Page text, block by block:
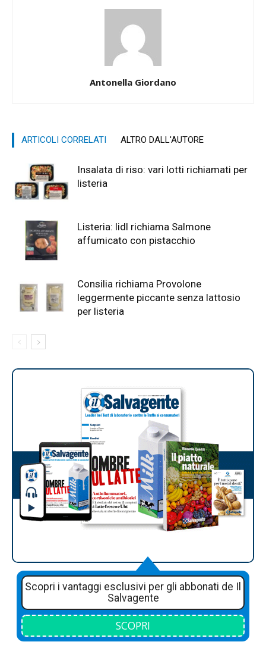
Antonella Giordano
ARTICOLI CORRELATI ALTRO DALL'AUTORE
Insalata di riso: vari lotti richiamati per
listeria
Listeria: lidl richiama Salmone
affumicato con pistacchio
Consilia richiama Provolone
leggermente piccante senza lattosio
per listeria
Scopri i vantaggi esclusivi per gli abbonati de Il
Salvagente
SCOPRI